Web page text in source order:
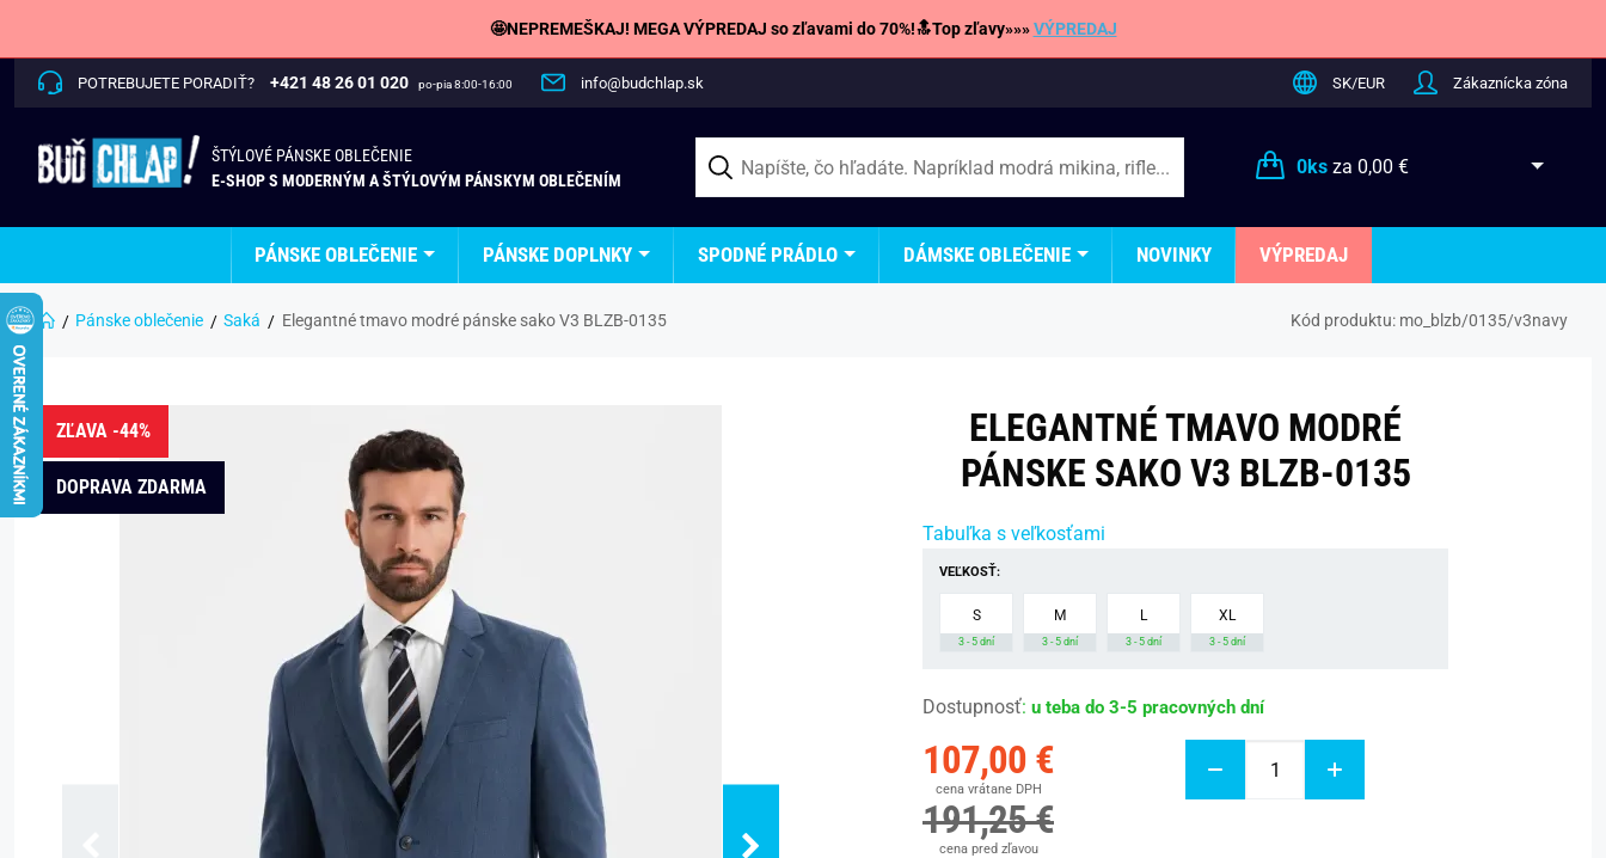
🤩NEPREMEŠKAJ! MEGA VÝPREDAJ so zľavami do 70%!🔝Top zľavy»»»VÝPREDAJ
POTREBUJETE PORADIŤ? +421 48 26 01 020 po-pia 8:00-16:00 info@budchlap.sk SK/EUR Zákaznícka zóna
ŠTÝLOVÉ PÁNSKE OBLEČENIE
E-SHOP S MODERNÝM A ŠTÝLOVÝM PÁNSKYM OBLEČENÍM
0ksza 0,00 €
PÁNSKE OBLEČENIE PÁNSKE DOPLNKY SPODNÉ PRÁDLO DÁMSKE OBLEČENIE NOVINKY VÝPREDAJ
Pánske oblečenie Saká Elegantné tmavo modré pánske sako V3 BLZB-0135 Kód produktu: mo_blzb/0135/v3navy
ZĽAVA -44%
DOPRAVA ZDARMA
ELEGANTNÉ TMAVO MODRÉ
PÁNSKE SAKO V3 BLZB-0135
Tabuľka s veľkosťami
VEĽKOSŤ:
S
3 - 5 dní
M
3 - 5 dní
L
3 - 5 dní
XL
3 - 5 dní
Dostupnosť: u teba do 3-5 pracovných dní
107,00 €
cena vrátane DPH
191,25 €
cena pred zľavou